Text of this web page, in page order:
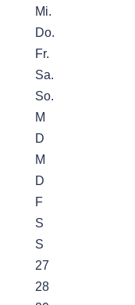
Mi.
Do.
Fr.
Sa.
So.
M
D
M
D
F
S
S
27
28